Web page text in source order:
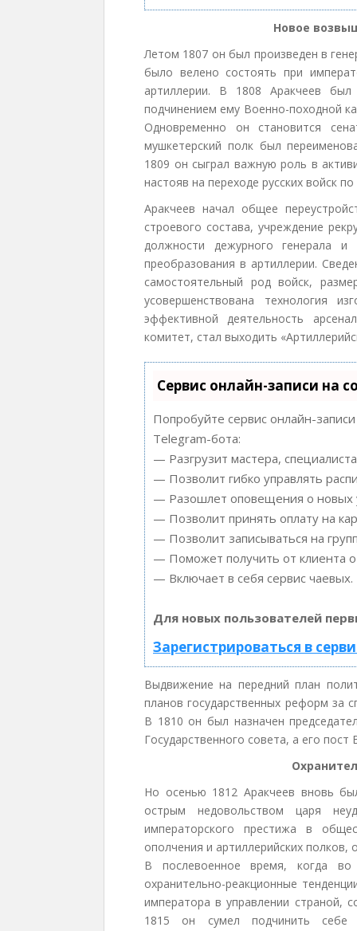
Новое
Летом 1807 он был произведен в
было велено состоять при
артиллерии. В 1808 Аракчеев был
подчинением ему Военно-походной
Одновременно он становится
мушкетерский полк был
1809 он сыграл важную роль в
настояв на переходе русских войск
Аракчеев начал общее
строевого состава, учреждение
должности дежурного генерала
преобразования в артиллерии.
самостоятельный род войск,
усовершенствована технология
эффективной деятельность
комитет, стал выходить
Сервис онлайн-записи на
Попробуйте сервис онлайн-
Telegram-бота:
— Разгрузит мастера,
— Позволит гибко управлять
— Разошлет оповещения о новых
— Позволит принять оплату на
— Позволит записываться на
— Поможет получить от клиента
— Включает в себя сервис чаевых.
Для новых пользователей
Зарегистрироваться в
Выдвижение на передний план
планов государственных реформ за
В 1810 он был назначен
Государственного совета, а его
Но осенью 1812 Аракчеев вновь
острым недовольством царя
императорского престижа в
ополчения и артиллерийских
В послевоенное время, когда во
охранительно-реакционные
императора в управлении страной,
1815 он сумел подчинить себе